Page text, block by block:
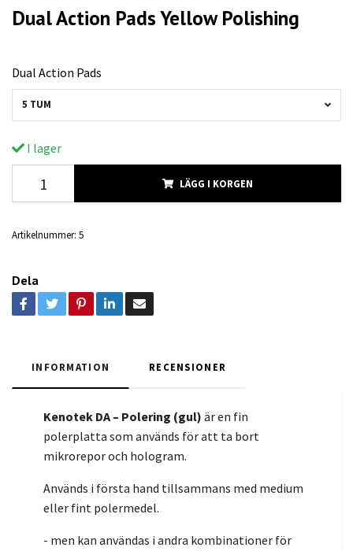
Dual Action Pads Yellow Polishing
Dual Action Pads
5 TUM
I lager
LÄGG I KORGEN
Artikelnummer: 5
Dela
INFORMATION RECENSIONER
Kenotek DA – Polering (gul) är en fin
polerplatta som används för att ta bort
mikrorepor och hologram.
Används i första hand tillsammans med medium
eller fint polermedel.
- men kan användas i andra kombinationer för